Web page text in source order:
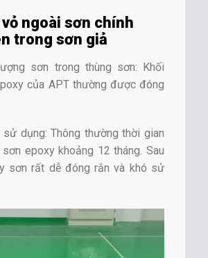
ngoài sơn chính
trong sơn giả
sơn trong thùng sơn: Khối
của APT thường được đóng
sử dụng: Thông thường thời gian
sơn epoxy khoảng 12 tháng. Sau
sơn rất dễ đóng rắn và khó sử